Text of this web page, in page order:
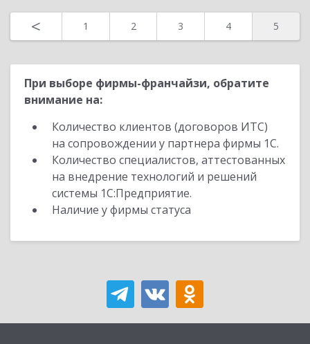
< 1 2 3 4 5
При выборе фирмы-франчайзи, обратите
внимание на:
Количество клиентов (договоров ИТС)
на сопровождении у партнера фирмы 1С.
Количество специалистов, аттестованных
на внедрение технологий и решений
системы 1С:Предприятие.
Наличие у фирмы статуса